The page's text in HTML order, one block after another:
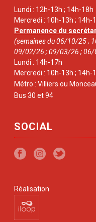
Lundi : 12h-13h ; 14h-18h
Mercredi : 10h-13h ; 14h-
Permanence du
(semaines du 06/10/25 ;
09/02/26 ; 09/03/26 ;
Lundi : 14h-17h
Mercredi : 10h-13h ; 14h-
Métro : Villiers ou
Bus 30 et 94
SOCIAL
Réalisation